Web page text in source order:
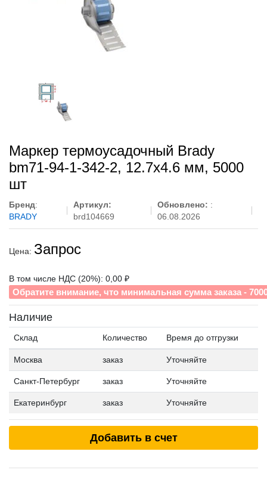
Маркер термоусадочный Brady
bm71-94-1-342-2, 12.7x4.6 мм, 5000
шт
Бренд:
BRADY
Артикул:
brd104669
Обновлено: :
06.08.2026
Цена: Запрос
В том числе НДС (20%): 0,00 ₽
Обратите внимание, что минимальная сумма заказа -
Наличие
Склад Количество Время до отгрузки
Москва заказ Уточняйте
Санкт-Петербург заказ Уточняйте
Екатеринбург заказ Уточняйте
Добавить в счет